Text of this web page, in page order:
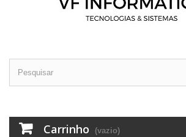
Carrinho (vazio)